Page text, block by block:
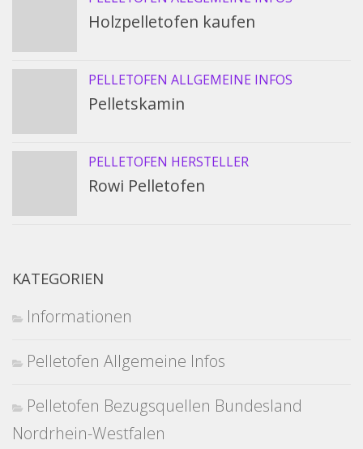
Holzpelletofen kaufen
PELLETOFEN ALLGEMEINE INFOS
Pelletskamin
PELLETOFEN HERSTELLER
Rowi Pelletofen
KATEGORIEN
Informationen
Pelletofen Allgemeine Infos
Pelletofen Bezugsquellen Bundesland
Nordrhein-Westfalen